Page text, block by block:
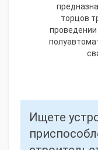
торцов
Ищете